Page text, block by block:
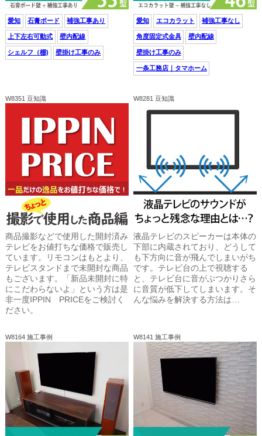
愛知 石膏ボード 補強工事あり
上下左右可動式 壁内配線
シェルフ（棚) 壁掛け工事のみ
愛知 エコカラット 補強工事なし
角度固定式金具 壁内配線
壁掛け工事のみ
一条工務店｜タマホーム
W8351 豆知識
商品撮影などで使用した開封済み
テレビをお値打ちな価格で販売し
ています。リモコンはもとより、
テレビスタンドまで未開封な商品
もございます。「新品未開封に特
にこだわらないよ」という方は是
非一度IPPIN PRICEをご検討く
ださい。
W8281 豆知識
液晶テレビのスピーカーは本体の
下部に内蔵されており、どうして
も下方向に音が飛んでしまいがち
です。テレビ台の上で視聴する
と、テレビ台に音がぶつかりさら
に音質が低下してしまいます。そ
んな悩みを解決する方法は…
W8164 施工事例 W8141 施工事例